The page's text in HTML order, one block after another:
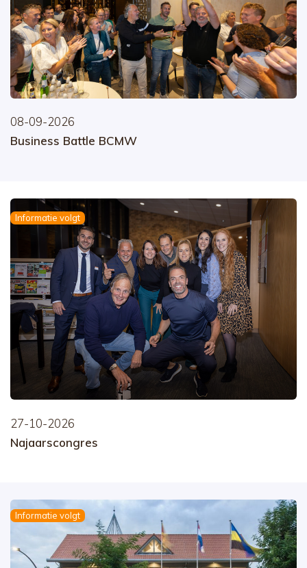
08-09-2026
Business Battle BCMW
Informatie volgt
27-10-2026
Najaarscongres
Informatie volgt